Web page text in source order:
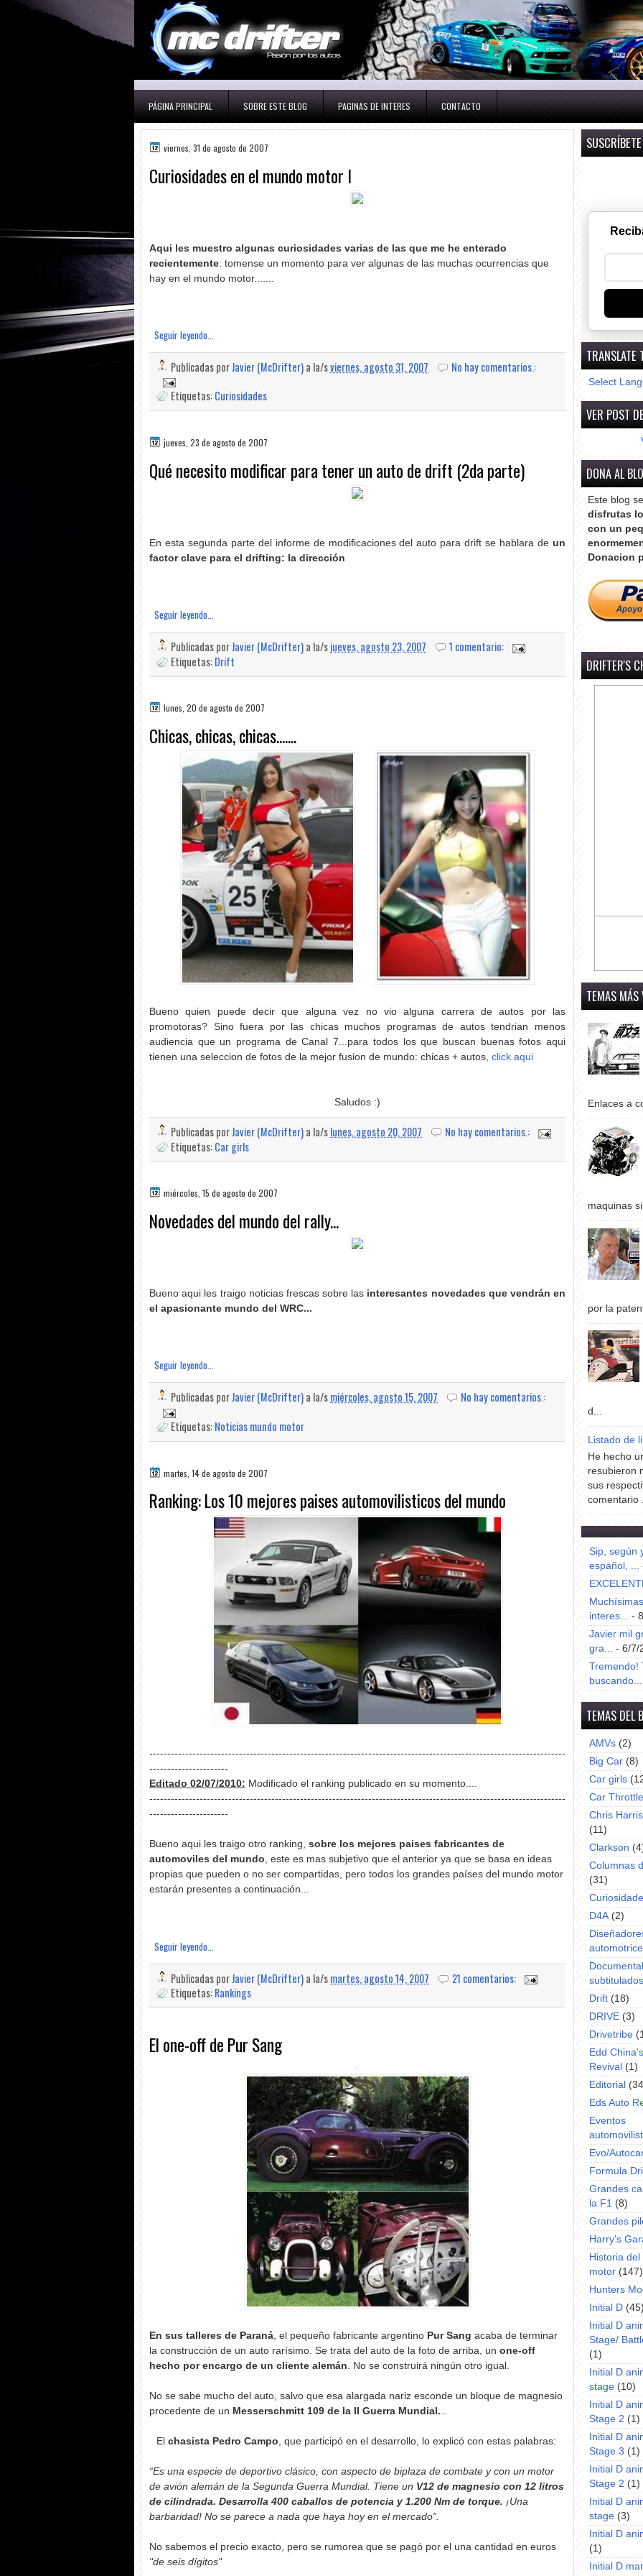
PÁGINA PRINCIPAL SOBRE ESTE BLOG PAGINAS DE INTERES CONTACTO
viernes, 31 de agosto de 2007
Curiosidades en el mundo motor I
Aqui les muestro algunas curiosidades varias de las que me he enterado
recientemente: tomense un momento para ver algunas de las muchas ocurrencias que
hay en el mundo motor.......
Seguir leyendo...
Publicadas porJavier (McDrifter)a la/sviernes, agosto 31, 2007
No hay comentarios.:
Etiquetas:Curiosidades
jueves, 23 de agosto de 2007
Qué necesito modificar para tener un auto de drift (2da parte)
En esta segunda parte del informe de modificaciones del auto para drift se hablara de un
factor clave para el drifting: la dirección
Seguir leyendo...
Publicadas porJavier (McDrifter)a la/sjueves, agosto 23, 2007
1 comentario:
Etiquetas:Drift
lunes, 20 de agosto de 2007
Chicas, chicas, chicas.......
Bueno quien puede decir que alguna vez no vio alguna carrera de autos por las
promotoras? Sino fuera por las chicas muchos programas de autos tendrian menos
audiencia que un programa de Canal 7...para todos los que buscan buenas fotos aqui
tienen una seleccion de fotos de la mejor fusion de mundo: chicas + autos, click aqui
Saludos :)
Publicadas porJavier (McDrifter)a la/slunes, agosto 20, 2007
No hay comentarios.:
Etiquetas:Car girls
miércoles, 15 de agosto de 2007
Novedades del mundo del rally...
Bueno aqui les traigo noticias frescas sobre las interesantes novedades que vendrán en
el apasionante mundo del WRC...
Seguir leyendo...
Publicadas porJavier (McDrifter)a la/smiércoles, agosto 15, 2007
No hay comentarios.:
Etiquetas:Noticias mundo motor
martes, 14 de agosto de 2007
Ranking: Los 10 mejores paises automovilisticos del mundo
--------------------------------------------------------------------------------------------------------------------
----------------------
Editado 02/07/2010: Modificado el ranking publicado en su momento....
--------------------------------------------------------------------------------------------------------------------
----------------------
Bueno aqui les traigo otro ranking, sobre los mejores paises fabricantes de
automoviles del mundo, este es mas subjetivo que el anterior ya que se basa en ideas
propias que pueden o no ser compartidas, pero todos los grandes países del mundo motor
estarán presentes a continuación...
Seguir leyendo...
Publicadas porJavier (McDrifter)a la/smartes, agosto 14, 2007
21 comentarios:
Etiquetas:Rankings
El one-off de Pur Sang
En sus talleres de Paraná , el pequeño fabricante argentino Pur Sang acaba de terminar
la construcción de un auto rarísimo. Se trata del auto de la foto de arriba, un one-off
hecho por encargo de un cliente alemán . No se construirá ningún otro igual.
No se sabe mucho del auto, salvo que esa alargada nariz esconde un bloque de magnesio
procedente de un Messerschmitt 109 de la II Guerra Mundial.
El chasista Pedro Campo , que participó en el desarrollo, lo explicó con estas palabras:
“Es una especie de deportivo clásico, con aspecto de biplaza de combate y con un motor
de avión alemán de la Segunda Guerra Mundial. Tiene un V12 de magnesio con 12 litros
de cilindrada. Desarrolla 400 caballos de potencia y 1.200 Nm de torque. ¡Una
barbaridad! No se parece a nada que haya hoy en el mercado”.
No sabemos el precio exacto, pero se rumorea que se pagó por el una cantidad en euros
"de seis dígitos"
TRANSLATE
Select
VER POST
DONA AL
Este blog
disfrutas
con un
Donacion
DRIFTER'S
TEMAS MÁS
Enlaces a
maquinas
por la
d...
Listado de
He hecho
resubieron
sus
comentario
Sip, según
español, ...
interes... -
Javier mil
gra... - 6/7/
Tremendo!
buscando...
TEMAS DEL
AMVs (2)
Big Car (8)
Car girls
Car Throttle
Chris
(11)
Clarkson
Columnas
(31)
D4A (2)
subtitulados
Drift (18)
DRIVE (3)
Drivetribe
Edd
Revival (1)
Editorial
Eds Auto
Eventos
Evo/
Formula
Grandes
la F1 (8)
Grandes
Harry's
Historia
motor (147)
Hunters
Initial D
Initial D
Stage/
(1)
Initial D
stage (10)
Initial D
Stage 2 (1)
Initial D
Stage 3 (1)
Initial D
Stage 2 (1)
Initial D
stage (3)
Initial D
(1)
Initial D